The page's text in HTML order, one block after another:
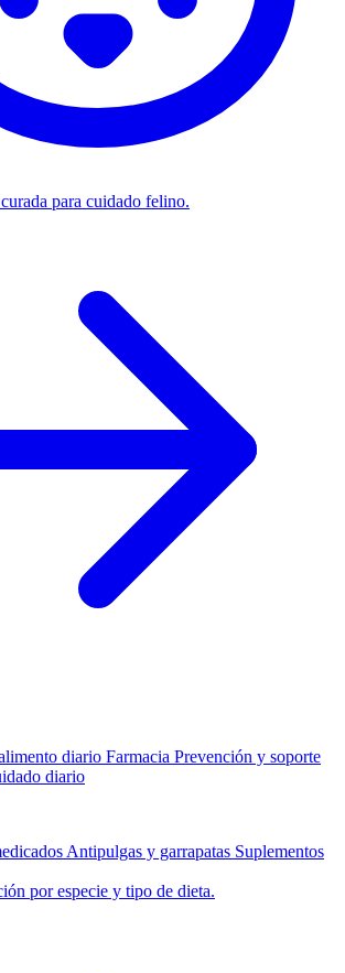
para cuidado felino.
diario Farmacia Prevención y soporte
diario
Antipulgas y garrapatas Suplementos
por especie y tipo de dieta.